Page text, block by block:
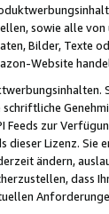
sowie alle
Bilder, Texte
Website
Feeds zur
Lizenz. Sie
ändern,
dass